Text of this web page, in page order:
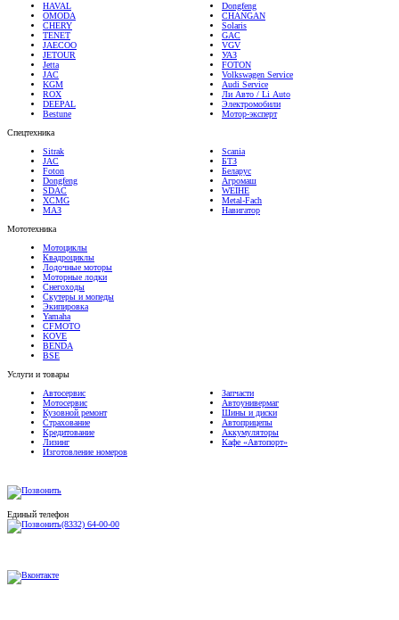
HAVAL
OMODA
CHERY
TENET
JAECOO
JETOUR
Jetta
JAC
KGM
ROX
DEEPAL
Bestune
Dongfeng
CHANGAN
Solaris
GAC
VGV
УАЗ
FOTON
Volkswagen Service
Audi Service
Ли Авто / Li Auto
Электромобили
Мотор-эксперт
Спецтехника
Sitrak
JAC
Foton
Dongfeng
SDAC
XCMG
МАЗ
Scania
БТЗ
Беларус
Агромаш
WEIHE
Metal-Fach
Навигатор
Мототехника
Мотоциклы
Квадроциклы
Лодочные моторы
Моторные лодки
Снегоходы
Скутеры и мопеды
Экипировка
Yamaha
CFMOTO
KOVE
BENDA
BSE
Услуги и товары
Автосервис
Мотосервис
Кузовной ремонт
Страхование
Кредитование
Лизинг
Изготовление номеров
Запчасти
Автоунивермаг
Шины и диски
Автоприцепы
Аккумуляторы
Кафе «Автопорт»
Единый телефон
(8332) 64-00-00